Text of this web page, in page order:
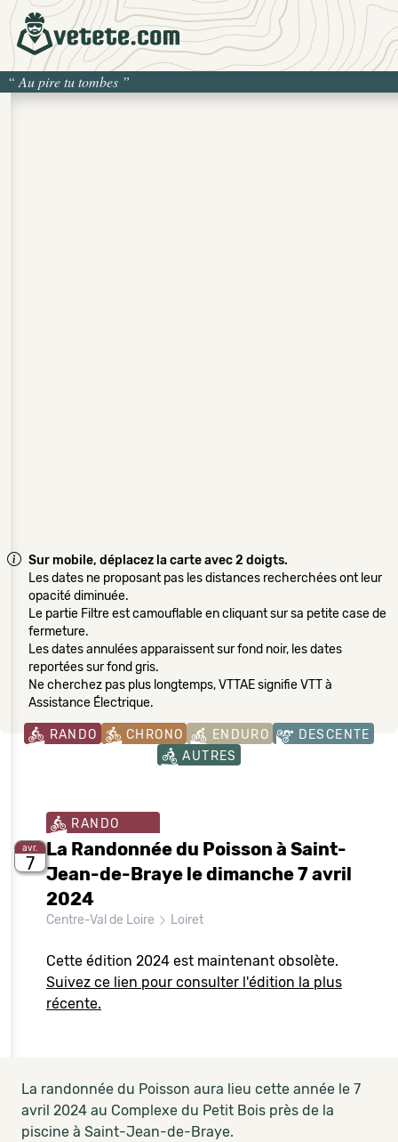
“ Au pire tu tombes ”
Sur mobile, déplacez la carte avec 2 doigts.
Les dates ne proposant pas les distances recherchées ont leur
opacité diminuée.
Le partie Filtre est camouflable en cliquant sur sa petite case de
fermeture.
Les dates annulées apparaissent sur fond noir, les dates
reportées sur fond gris.
Ne cherchez pas plus longtemps, VTTAE signifie VTT à
Assistance Électrique.
RANDO CHRONO ENDURO
DESCENTE
AUTRES
avr.
7
RANDO
La Randonnée du Poisson à Saint-
Jean-de-Braye le dimanche 7 avril
2024
Centre-Val de Loire Loiret
Cette édition 2024 est maintenant obsolète.
Suivez ce lien pour consulter l'édition la plus
récente.
La randonnée du Poisson aura lieu cette année le 7
avril 2024 au Complexe du Petit Bois près de la
piscine à Saint-Jean-de-Braye.